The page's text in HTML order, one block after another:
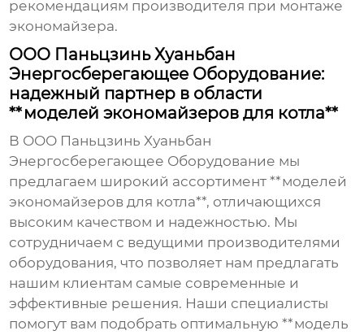
рекомендациям производителя при монтаже
экономайзера.
ООО Паньцзинь Хуаньбан
Энергосберегающее Оборудование:
надежный партнер в области
**моделей экономайзеров для котла**
В ООО Паньцзинь Хуаньбан
Энергосберегающее Оборудование мы
предлагаем широкий ассортимент **моделей
экономайзеров для котла**, отличающихся
высоким качеством и надежностью. Мы
сотрудничаем с ведущими производителями
оборудования, что позволяет нам предлагать
нашим клиентам самые современные и
эффективные решения. Наши специалисты
помогут вам подобрать оптимальную **модель